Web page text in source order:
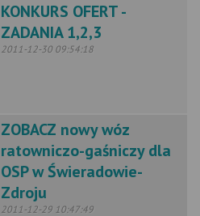
KONKURS OFERT -
ZADANIA 1,2,3
2011-12-30 09:54:18
ZOBACZ nowy wóz
ratowniczo-gaśniczy dla
OSP w Świeradowie-
Zdroju
2011-12-29 10:47:49